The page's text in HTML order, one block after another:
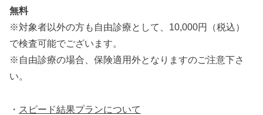
無料
※対象者以外の方も自由診療として、10,000円（税込）
で検査可能でございます。
※自由診療の場合、保険適用外となりますのご注意下さ
い。
・ スピード結果プランについて